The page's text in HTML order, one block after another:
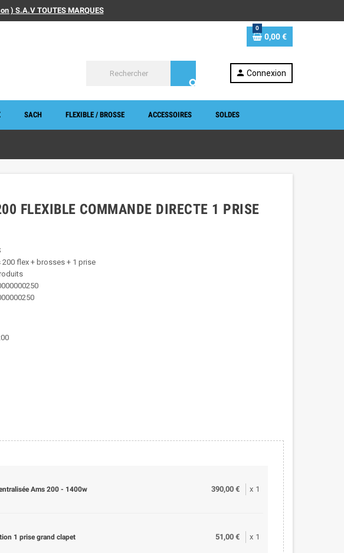
) S.A.V TOUTES MARQUES
0
0,00 €
search
person Connexion
SACH FLEXIBLE / BROSSE ACCESSOIRES SOLDES
FLEXIBLE COMMANDE DIRECTE 1 PRISE
200 flex + brosses + 1 prise
Ams 200 - 1400w 390,00 € x 1
1 prise grand clapet 51,00 € x 1